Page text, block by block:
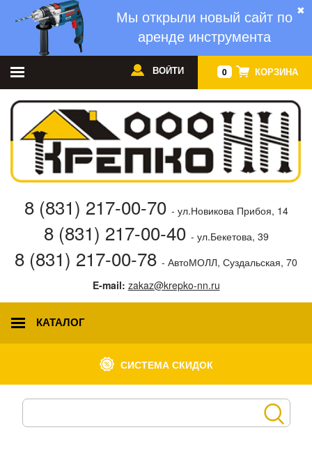
✖
Мы открыли новый сайт по
аренде инструмента
0 КОРЗИНА
ВОЙТИ
8 (831) 217-00-70 - ул.Новикова Прибоя, 14
8 (831) 217-00-40 - ул.Бекетова, 39
8 (831) 217-00-78 - АвтоМОЛЛ, Суздальская, 70
E-mail: zakaz@krepko-nn.ru
КАТАЛОГ
СИСТЕМА СКИДОК